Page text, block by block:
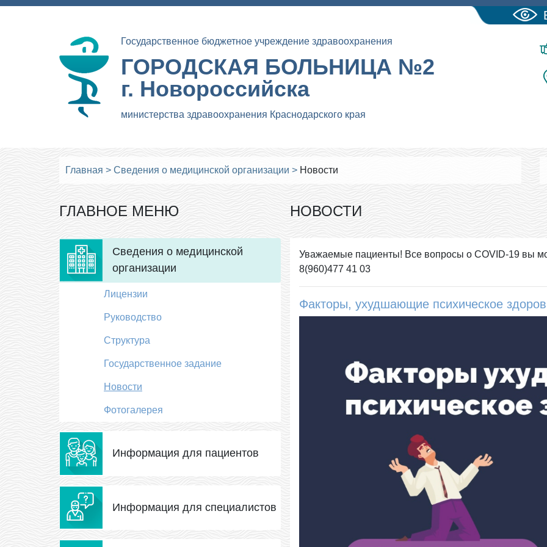
Государственное бюджетное учреждение здравоохранения
ГОРОДСКАЯ БОЛЬНИЦА №2
г. Новороссийска
министерства здравоохранения Краснодарского края
Главная > Сведения о медицинской организации > Новости
ГЛАВНОЕ МЕНЮ
Сведения о медицинской
организации
Лицензии
Руководство
Структура
Государственное задание
Новости
Фотогалерея
Информация для пациентов
Информация для специалистов
НОВОСТИ
Уважаемые пациенты! Все вопросы о COVID-19 вы
8(960)477 41 03
Факторы, ухудшающие психическое